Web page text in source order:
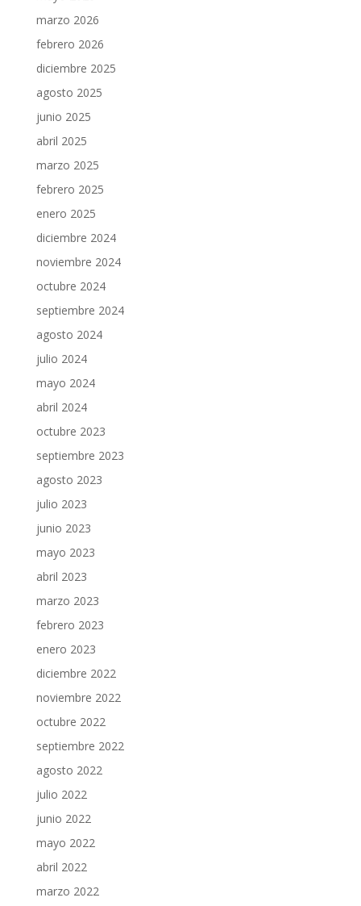
marzo 2026
febrero 2026
diciembre 2025
agosto 2025
junio 2025
abril 2025
marzo 2025
febrero 2025
enero 2025
diciembre 2024
noviembre 2024
octubre 2024
septiembre 2024
agosto 2024
julio 2024
mayo 2024
abril 2024
octubre 2023
septiembre 2023
agosto 2023
julio 2023
junio 2023
mayo 2023
abril 2023
marzo 2023
febrero 2023
enero 2023
diciembre 2022
noviembre 2022
octubre 2022
septiembre 2022
agosto 2022
julio 2022
junio 2022
mayo 2022
abril 2022
marzo 2022